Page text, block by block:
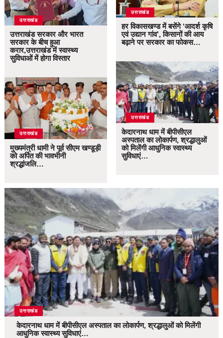
उत्तराखंड
उत्तराखंड सरकार और भारत
सरकार के बीच हुआ
करार,उत्तराखंड में स्वास्थ्य
सुविधाओं में होगा विस्तार
उत्तराखंड
मुख्यमंत्री धामी ने पूर्व सीएम खण्डूड़ी
को अर्पित की भावभीनी
श्रद्धांजलि…
उत्तराखंड
हर विकासखण्ड में बसेंगे ‘आदर्श कृषि
एवं उद्यान गांव’, किसानों की आय
बढ़ाने पर सरकार का फोकस…
उत्तराखंड
केदारनाथ धाम में बीपीसीएल
अस्पताल का लोकार्पण, श्रद्धालुओं
को मिलेंगी आधुनिक स्वास्थ्य
सुविधाएं…
उत्तराखंड
केदारनाथ धाम में बीपीसीएल अस्पताल का लोकार्पण, श्रद्धालुओं को मिलेंगी
आधुनिक स्वास्थ्य सुविधाएं…